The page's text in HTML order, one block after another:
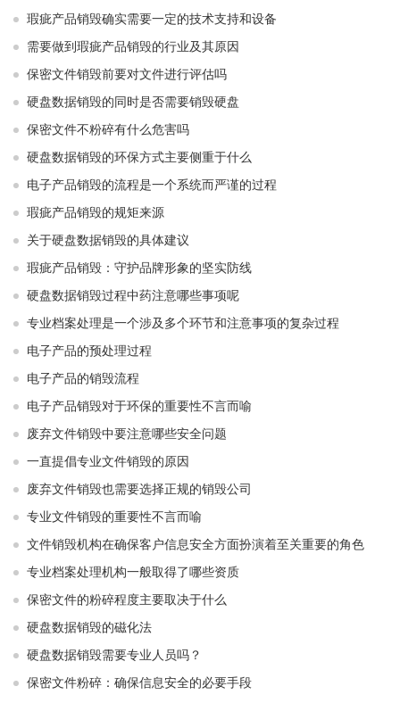
瑕疵产品销毁确实需要一定的技术支持和设备
需要做到瑕疵产品销毁的行业及其原因
保密文件销毁前要对文件进行评估吗
硬盘数据销毁的同时是否需要销毁硬盘
保密文件不粉碎有什么危害吗
硬盘数据销毁的环保方式主要侧重于什么
电子产品销毁的流程是一个系统而严谨的过程
瑕疵产品销毁的规矩来源
关于硬盘数据销毁的具体建议
瑕疵产品销毁：守护品牌形象的坚实防线
硬盘数据销毁过程中药注意哪些事项呢
专业档案处理是一个涉及多个环节和注意事项的复杂过程
电子产品的预处理过程
电子产品的销毁流程
电子产品销毁对于环保的重要性不言而喻
废弃文件销毁中要注意哪些安全问题
一直提倡专业文件销毁的原因
废弃文件销毁也需要选择正规的销毁公司
专业文件销毁的重要性不言而喻
文件销毁机构在确保客户信息安全方面扮演着至关重要的角色
专业档案处理机构一般取得了哪些资质
保密文件的粉碎程度主要取决于什么
硬盘数据销毁的磁化法
硬盘数据销毁需要专业人员吗？
保密文件粉碎：确保信息安全的必要手段